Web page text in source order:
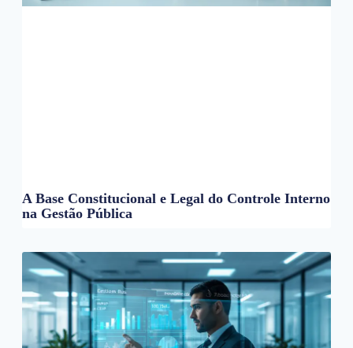
A Base Constitucional e Legal do Controle Interno
na Gestão Pública